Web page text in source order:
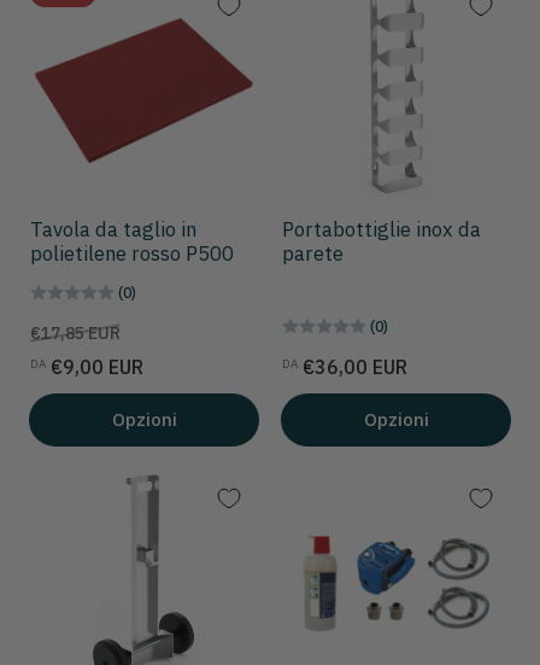
Tavola da taglio in
polietilene rosso P500
(0)
Prezzo
€17,85 EUR
scontato
DA €9,00 EUR
Opzioni
Portabottiglie inox da
parete
(0)
Prezzo
DA €36,00 EUR
Opzioni